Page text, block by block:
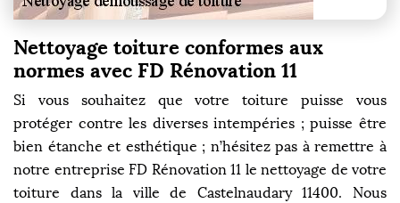
Nettoyage toiture conformes aux
normes avec FD Rénovation 11
Si vous souhaitez que votre toiture puisse vous
protéger contre les diverses intempéries ; puisse être
bien étanche et esthétique ; n’hésitez pas à remettre à
notre entreprise FD Rénovation 11 le nettoyage de votre
toiture dans la ville de Castelnaudary 11400. Nous